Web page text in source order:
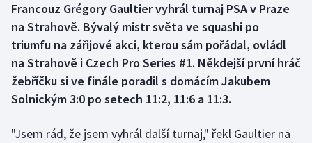
Box
Curling
Dostihy
Florbal
Francouz Grégory Gaultier vyhrál turnaj PSA v Praze
na Strahově. Bývalý mistr světa ve squashi po
triumfu na zářijové akci, kterou sám pořádal, ovládl
na Strahově i Czech Pro Series #1. Někdejší první hráč
žebříčku si ve finále poradil s domácím Jakubem
Solnickým 3:0 po setech 11:2, 11:6 a 11:3.
"Jsem rád, že jsem vyhrál další turnaj," řekl Gaultier na